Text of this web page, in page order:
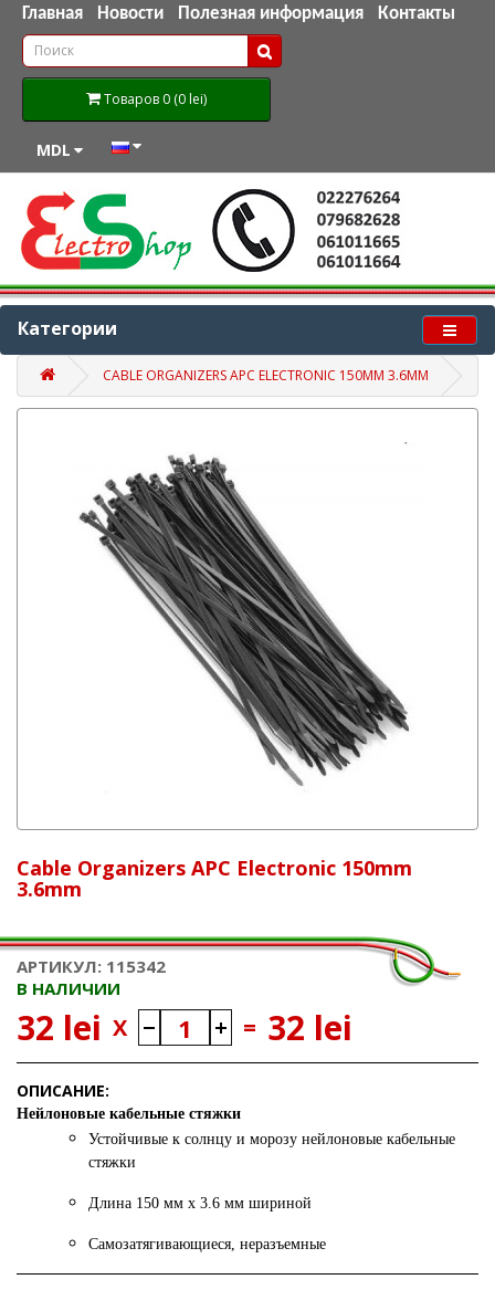
Главная Новости Полезная информация Контакты
Товаров 0 (0 lei)
MDL
Категории
CABLE ORGANIZERS APC ELECTRONIC 150MM 3.6MM
Cable Organizers APC Electronic 150mm
3.6mm
АРТИКУЛ: 115342
В НАЛИЧИИ
32 lei X = 32 lei
ОПИСАНИЕ:
Нейлоновые кабельные стяжки
Устойчивые к солнцу и морозу нейлоновые кабельные
стяжки
Длина 150 мм x 3.6 мм шириной
Самозатягивающиеся, неразъемные